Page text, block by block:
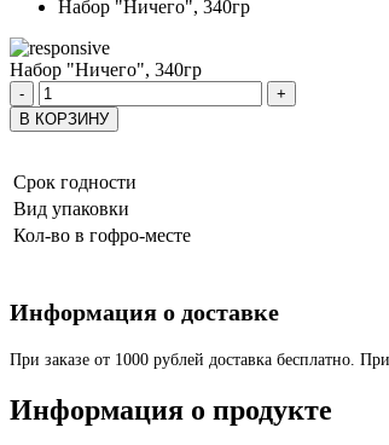
Набор "Ничего", 340гр
Набор "Ничего", 340гр
-
+
В КОРЗИНУ
Срок годности
Вид упаковки
Кол-во в гофро-месте
Информация о доставке
При заказе от 1000 рублей доставка бесплатно.
Информация о продукте